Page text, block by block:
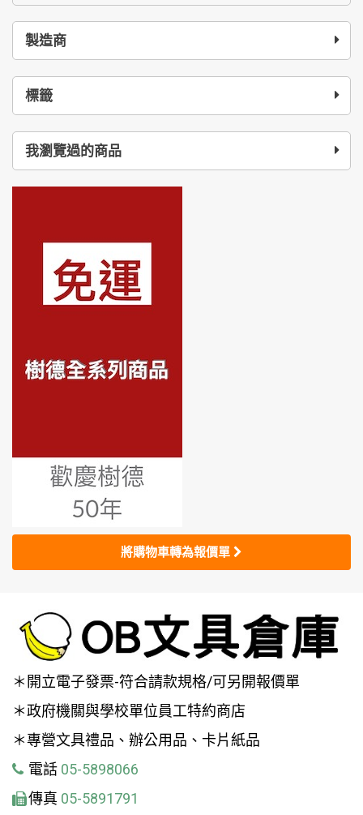
製造商
標籤
我瀏覽過的商品
將購物車轉為報價單
＊開立電子發票-符合請款規格/可另開報價單
＊政府機關與學校單位員工特約商店
＊專營文具禮品、辦公用品、卡片紙品
電話 05-5898066
傳真 05-5891791